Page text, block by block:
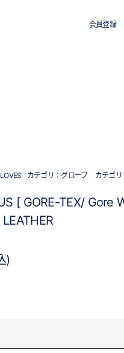
会員登録
カテゴリ： グローブ カテゴリ
[ GORE-TEX/ Gore
)